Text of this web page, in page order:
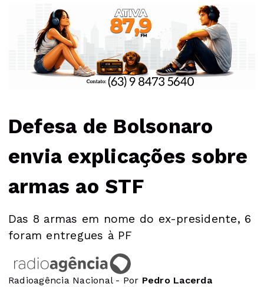
Defesa de Bolsonaro
envia explicações sobre
armas ao STF
Das 8 armas em nome do ex-presidente, 6
foram entregues à PF
Radioagência Nacional - Por Pedro Lacerda